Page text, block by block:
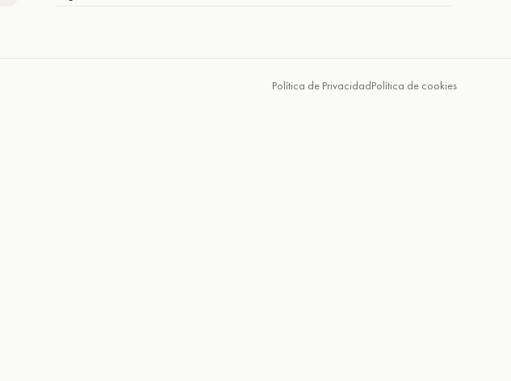
Política de PrivacidadPolítica de cookies